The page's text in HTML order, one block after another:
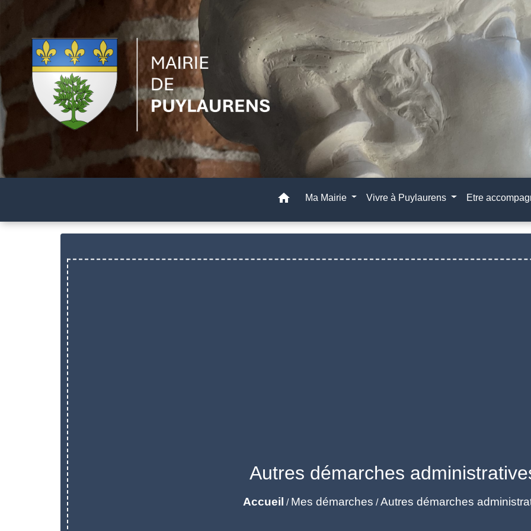
home Ma Mairie Vivre à Puylaurens Etre
Autres démarches
Accueil / Mes démarches /Autres démarches